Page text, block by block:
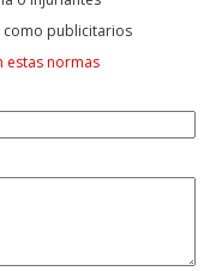
como publicitarios
estas normas